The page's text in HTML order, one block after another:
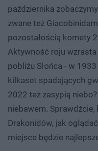
października
zwane też
pozostałością komety
Aktywność roju
pobliżu Słońca - w
kilkaset spadających
2022 też zasypią
niebawem.
Drakonidów, jak
miejsce będzie